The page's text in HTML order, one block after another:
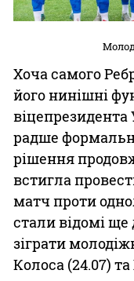
Хоча самого
його нинішні
радше
рішення
встигла
матч проти
стали відомі
зіграти
Колоса (24.07)